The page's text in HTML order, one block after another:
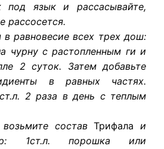
под язык и рассасывайте,
рассосется.
равновесие всех трех дош:
чурну с растопленным ги и
2 суток. Затем добавьте
в равных частях.
2 раза в день с теплым
составТрифала и
1ст.л. порошка или